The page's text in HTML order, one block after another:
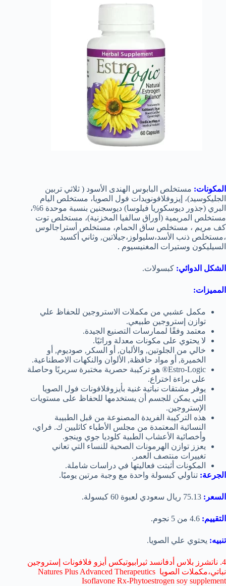
المكونات: مستخلص البابوس الهندى الأسود ( ثلاثي تربين
الجليكوسيد)، إيزوفلافونويدات فول الصويا، مستخلص اليام
البري (جذور ديوسكوريا فيلوسا) ديوسجنين بنسبة موحدة 6%،
مستخلص المريمية (أوراق سالفيا المخزنية)، مستخلص توت
كف مريم ، مستخلص ساق الحمام، مستخلص أستراجالوس
،مستخلص ذنب الأسد،سليولوز،جيلاتين, وثاني أكسيد
السيليكون وستيرات المغنيسيوم .
الشكل الدوائي: كبسولات.
المميزات:
مكمل عشبي من مكملات الاستروجين للحفاظ علي
توازن إستروجين طبيعي.
معتمد وفقًا لممارسات التصنيع الجيدة.
لا يحتوي على مكونات معدلة وراثيًا.
خالي من الجلوتين, والألبان, أو السكر, صوديوم, أو
الخميرة, أو مواد حافظة, الألوان والنكهات الاصطناعية.
Estro-Logic® هو تركيبة حصرية مختبرة سريريًا وحاصلة
على براءة اختراع.
يوفر مشتقات نباتية غنية بأيزوفلافونات فول الصويا
التي يمكن للجسم أن يستخدمها للحفاظ على مستويات
الإستروجين.
هذه التركيبة الفريدة المصنوعة من قبل الطبيبة
النسائية المعتمدة من مجلس الأطباء كاثليين ك. فراي،
وأخصائية الأعشاب الطبية كلوديا جوي وينجو.
يعزز توازن الهرمونات الصحية للنساء التي تعاني
تغييرات منتصف العمر.
المكونات أثبتت فعاليتها في دراسات شاملة.
الجرعة: تناولي كبسولة واحدة مع وجبة مرتين يوميًا.
السعر: 75.13 ريال سعودي لعبوة 60 كبسولة.
التقييم:
تنبيه: يحتوي علي الصويا.
4. ناتشرز بلاس أدفانسد ثيرابيوتيكس أيزو فلافونات إستروجين
نباتي،مكملات الصويا Natures Plus Advanced Therapeutics
Isoflavone Rx-Phytoestrogen soy supplement